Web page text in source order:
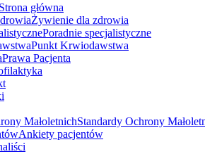
Strona główna
Żywienie dla zdrowia
Poradnie specjalistyczne
Punkt Krwiodawstwa
Prawa Pacjenta
Standardy Ochrony
Ankiety pacjentów